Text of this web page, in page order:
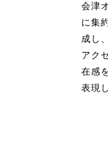
会津
に集
成し
アク
在感
表現